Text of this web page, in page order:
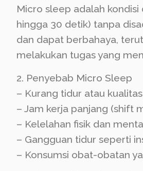
Micro sleep adalah
hingga 30 detik) tanpa
dan dapat berbahaya,
melakukan tugas yang
2. Penyebab Micro Sleep
– Kurang tidur atau
– Jam kerja panjang (shift
– Kelelahan fisik dan
– Gangguan tidur seperti
– Konsumsi obat-obatan